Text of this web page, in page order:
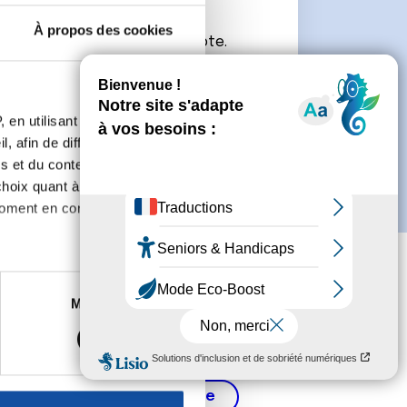
À propos des cookies
en utilisant des
afin de diffuser des
du contenu, ainsi que de
quant à l'utilisation de
en consultant la
à plusieurs mètres près
reportez-vous à lasection «
sur les cookies.
Marketing
ou de créer un compte.
Cancer de la prostate